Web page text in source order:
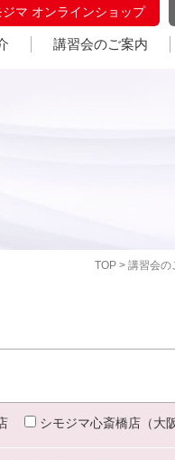
ジマ オンラインショップ
講習会のご案内
TOP > 講習会の
シモジマ心斎橋店（大阪